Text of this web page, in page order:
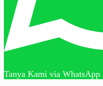
Tanya Kami via WhatsApp